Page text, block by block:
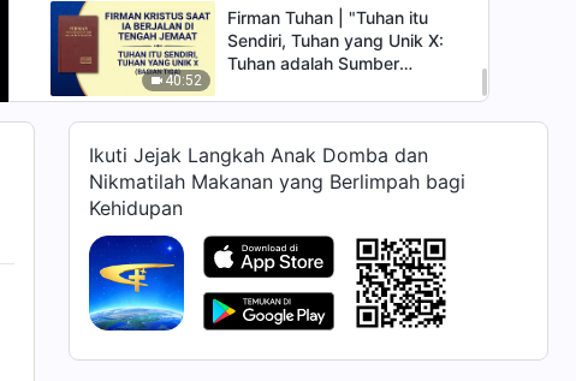
40:52
Firman Tuhan | "Tuhan itu
Sendiri, Tuhan yang Unik X:
Tuhan adalah Sumber
Sesuatu (IV)" (Bagian Tiga)
Sendiri, Tuhan yang Unik X:
Tuhan adalah Sumber
Ikuti Jejak Langkah Anak Domba dan
Nikmatilah Makanan yang Berlimpah bagi
Kehidupan